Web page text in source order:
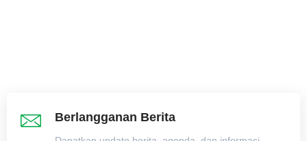
Berlangganan Berita